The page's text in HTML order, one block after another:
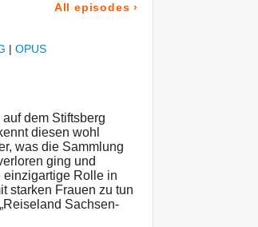
All episodes ›
| OPUS
dem Stiftsberg
diesen wohl
was die Sammlung
ging und
Rolle in
starken Frauen zu tun
Sachsen-